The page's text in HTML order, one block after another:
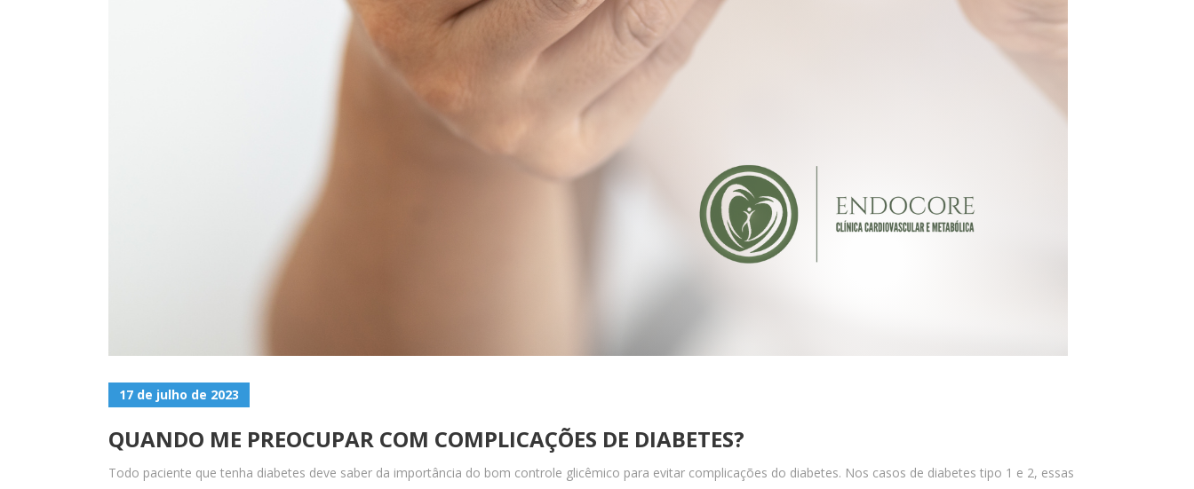
17 de julho de 2023
QUANDO ME PREOCUPAR COM COMPLICAÇÕES DE DIABETES?
Todo paciente que tenha diabetes deve saber da importância do bom controle glicêmico para evitar complicações do diabetes. Nos casos de diabetes tipo 1 e 2, essas